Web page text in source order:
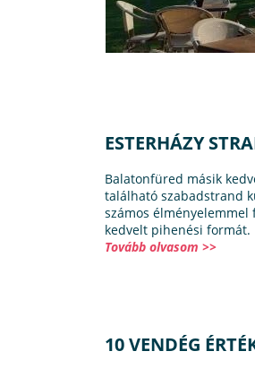
ESTERHÁZY
Balatonfüred másik
található szabadstrand
számos
kedvelt pihenési formát.
Tovább olvasom >>
10 VENDÉG